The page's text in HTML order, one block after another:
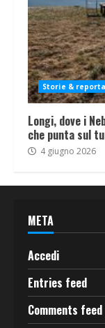
Storie &
Longi, dove i
che punta sul
4 giugno 2026
META
Accedi
Entries feed
Comments feed